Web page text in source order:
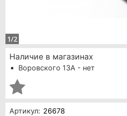
1/2
Артикул: 26678
Наличие в магазинах
Воровского 13А - нет